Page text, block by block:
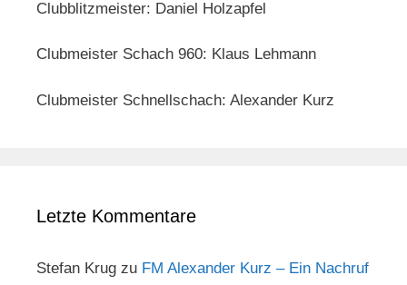
Clubblitzmeister: Daniel Holzapfel
Clubmeister Schach 960: Klaus Lehmann
Clubmeister Schnellschach: Alexander Kurz
Letzte Kommentare
Stefan Krug zu FM Alexander Kurz – Ein Nachruf